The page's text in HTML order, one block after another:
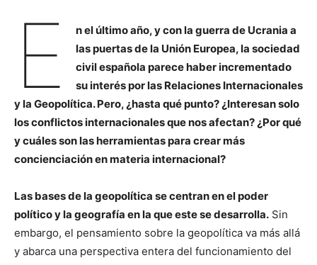
E
n el último año, y con la guerra de Ucrania a
las puertas de la Unión Europea, la sociedad
civil española parece haber incrementado
su interés por las Relaciones Internacionales
y la Geopolítica. Pero, ¿hasta qué punto? ¿Interesan solo
los conflictos internacionales que nos afectan? ¿Por qué
y cuáles son las herramientas para crear más
concienciación en materia internacional?
Las bases de la geopolítica se centran en el poder
político y la geografía en la que este se desarrolla. Sin
embargo, el pensamiento sobre la geopolítica va más allá
y abarca una perspectiva entera del funcionamiento del